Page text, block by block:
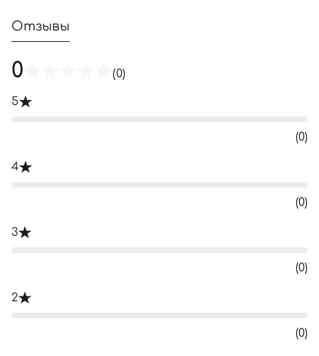
Отзывы
0 (0)
5
(0)
4
(0)
3
(0)
2
(0)